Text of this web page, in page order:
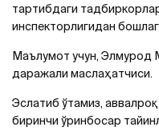
тартибдаги
инспекторлигидан
Маълумот учун, Элмурод
даражали маслаҳатчиси.
Эслатиб ўтамиз,
биринчи ўринбосар